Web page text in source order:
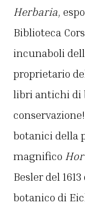
Herbaria,
Biblioteca
incunaboli
proprietario
libri antichi di
botanici della
magnifico
Besler del
botanico di